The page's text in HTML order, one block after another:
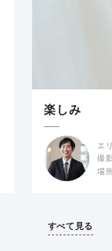
楽しみ
エ
撮
場
すべて見る